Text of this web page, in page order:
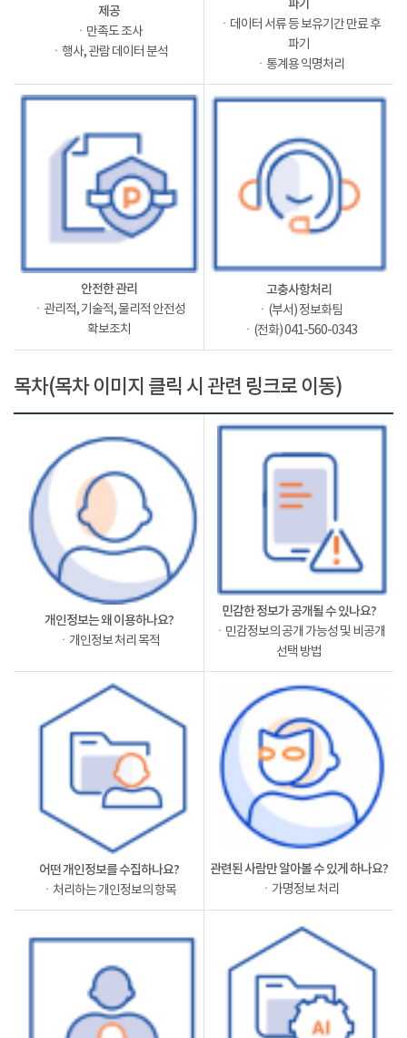
제공
ㆍ만족도 조사
ㆍ행사, 관람 데이터 분석
파기
ㆍ데이터 서류 등 보유기간 만료 후
파기
ㆍ통계용 익명처리
안전한 관리
ㆍ관리적, 기술적, 물리적 안전성
확보조치
고충사항처리
ㆍ(부서) 정보화팀
ㆍ(전화) 041-560-0343
목차(목차 이미지 클릭 시 관련 링크로 이동)
개인정보는 왜 이용하나요?
ㆍ개인정보 처리 목적
민감한 정보가 공개될 수 있나요?
ㆍ민감정보의 공개 가능성 및 비공개
선택 방법
어떤 개인정보를 수집하나요?
ㆍ처리하는 개인정보의 항목
관련된 사람만 알아볼 수 있게 하나요?
ㆍ가명정보 처리